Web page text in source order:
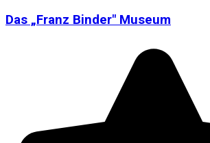
Das „Franz Binder" Museum